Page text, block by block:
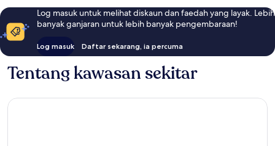
Hill
Log masuk untuk melihat diskaun dan faedah yang layak. Lebih
banyak ganjaran untuk lebih banyak pengembaraan!
Log masuk Daftar sekarang, ia percuma
Tentang kawasan sekitar